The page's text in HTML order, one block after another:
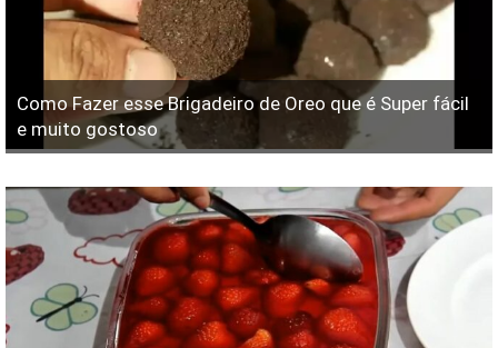
Como Fazer esse Brigadeiro de Oreo que é Super fácil
e muito gostoso